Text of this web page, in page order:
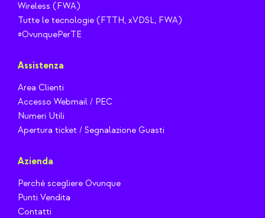
Wireless (FWA)
Tutte le tecnologie (FTTH, xVDSL, FWA)
#OvunquePerTE
Assistenza
Area Clienti
Accesso Webmail / PEC
Numeri Utili
Apertura ticket / Segnalazione Guasti
Azienda
Perché scegliere Ovunque
Punti Vendita
Contatti